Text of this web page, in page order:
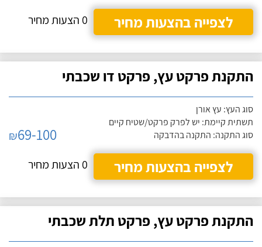
לצפייה בהצעות מחיר
0 הצעות מחיר
התקנת פרקט עץ, פרקט דו שכבתי
סוג העץ: עץ אורן
תשתית קיימת: יש לפרק פרקט/שטיח קיים
סוג התקנה: התקנה בהדבקה
₪69-100
לצפייה בהצעות מחיר
0 הצעות מחיר
התקנת פרקט עץ, פרקט תלת שכבתי